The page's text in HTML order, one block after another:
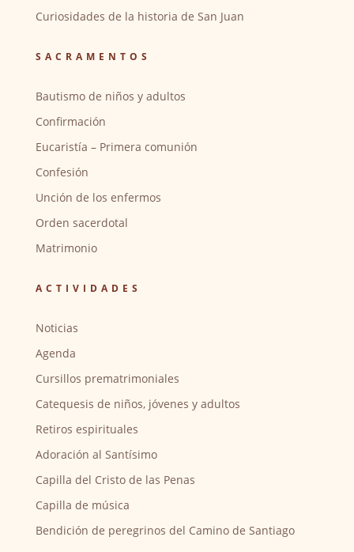
Curiosidades de la historia de San Juan
SACRAMENTOS
Bautismo de niños y adultos
Confirmación
Eucaristía – Primera comunión
Confesión
Unción de los enfermos
Orden sacerdotal
Matrimonio
ACTIVIDADES
Noticias
Agenda
Cursillos prematrimoniales
Catequesis de niños, jóvenes y adultos
Retiros espirituales
Adoración al Santísimo
Capilla del Cristo de las Penas
Capilla de música
Bendición de peregrinos del Camino de Santiago